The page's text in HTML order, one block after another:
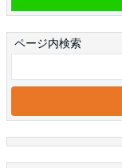
ページ内検索